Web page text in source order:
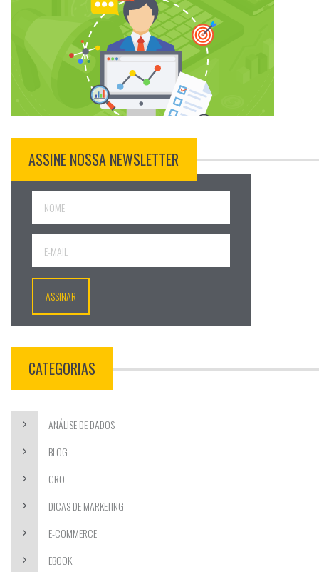
ASSINE NOSSA NEWSLETTER
CATEGORIAS
ANÁLISE DE DADOS
BLOG
CRO
DICAS DE MARKETING
E-COMMERCE
EBOOK